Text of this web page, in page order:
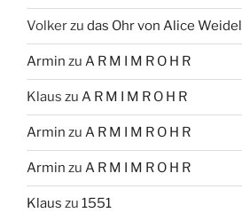
Volkerzu das Ohr von Alice Weidel
Armin zu A R M I M R O H R
Klaus zu A R M I M R O H R
Armin zu A R M I M R O H R
Armin zu A R M I M R O H R
Klaus zu 1551